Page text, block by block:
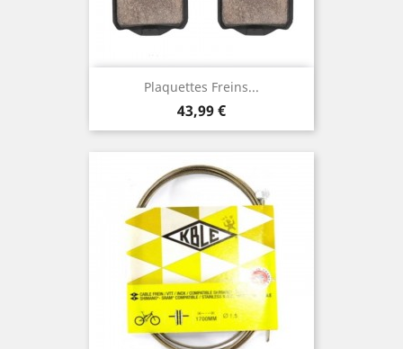
Plaquettes Freins...
Prix
43,99 €